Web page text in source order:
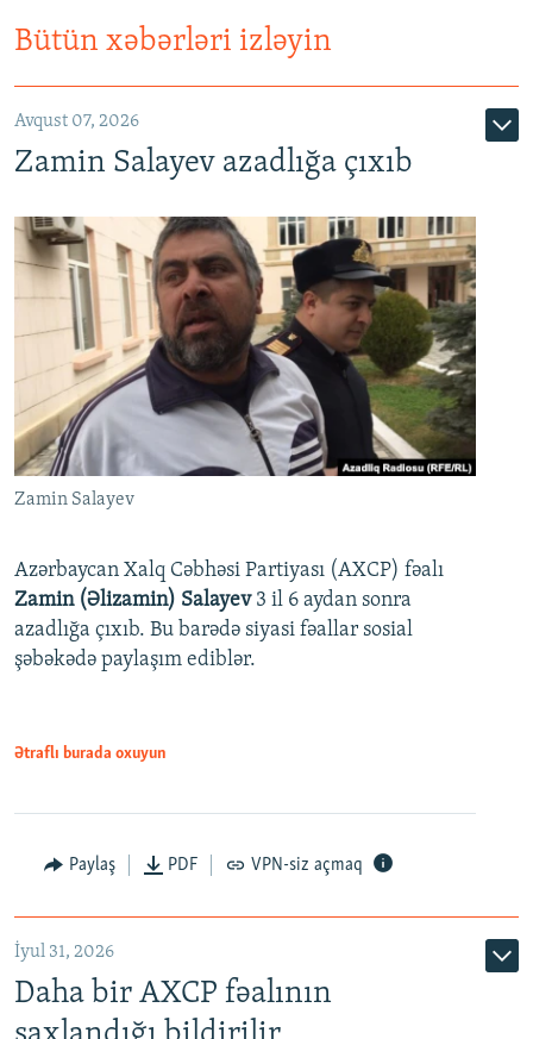
Bütün xəbərləri izləyin
Avqust 07, 2026
Zamin Salayev azadlığa çıxıb
Zamin Salayev
Azərbaycan Xalq Cəbhəsi Partiyası (AXCP) fəalı
Zamin (Əlizamin) Salayev 3 il 6 aydan sonra
azadlığa çıxıb. Bu barədə siyasi fəallar sosial
şəbəkədə paylaşım ediblər.
Ətraflı burada oxuyun
Paylaş PDF VPN-siz açmaq
İyul 31, 2026
Daha bir AXCP fəalının